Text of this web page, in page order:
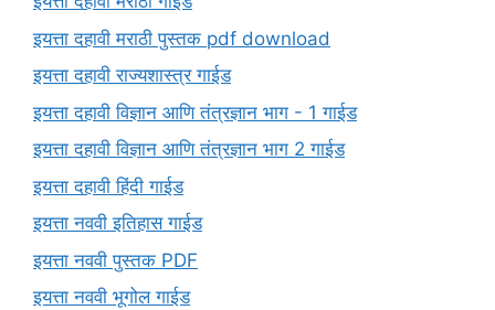
इयत्ता दहावी मराठी पुस्तक pdf download
इयत्ता दहावी राज्यशास्त्र गाईड
इयत्ता दहावी विज्ञान आणि तंत्रज्ञान भाग - 1 गाईड
इयत्ता दहावी विज्ञान आणि तंत्रज्ञान भाग 2 गाईड
इयत्ता दहावी हिंदी गाईड
इयत्ता नववी इतिहास गाईड
इयत्ता नववी पुस्तक PDF
इयत्ता नववी भूगोल गाईड